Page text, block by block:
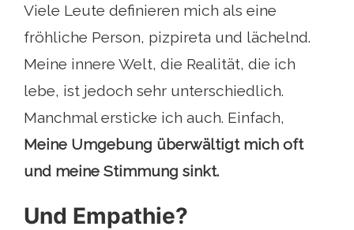
Viele Leute definieren mich als eine
fröhliche Person, pizpireta und lächelnd.
Meine innere Welt, die Realität, die ich
lebe, ist jedoch sehr unterschiedlich.
Manchmal ersticke ich auch. Einfach,
Meine Umgebung überwältigt mich oft
und meine Stimmung sinkt.
Und Empathie?